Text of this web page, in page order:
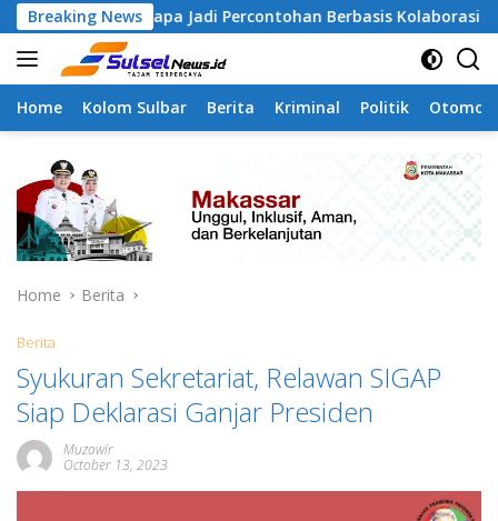
Skip
to
content
Breaking NewsJadi Percontohan Berbasis Kolaborasi Warga
Home Kolom Sulbar Berita Kriminal Politik
Home Berita
Berita
Syukuran Sekretariat, Relawan SIGAP
Siap Deklarasi Ganjar Presiden
Muzawir
October 13, 2023